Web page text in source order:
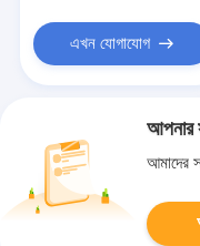
এখন যোগাযোগ
আপনার
আমাদের